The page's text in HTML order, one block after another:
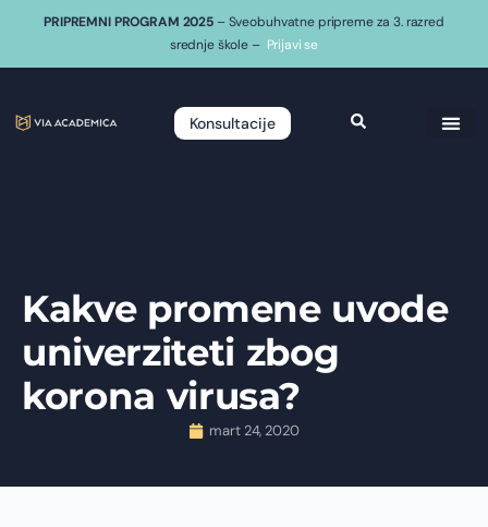
PRIPREMNI PROGRAM 2025 – Sveobuhvatne pripreme za 3. razred
srednje škole – Prijavi se
Konsultacije
Kakve promene uvode
univerziteti zbog
korona virusa?
mart 24, 2020